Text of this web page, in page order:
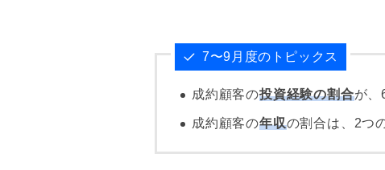
7〜9月度のトピックス
成約顧客の投資経験の割合が、
成約顧客の年収の割合は、2つ